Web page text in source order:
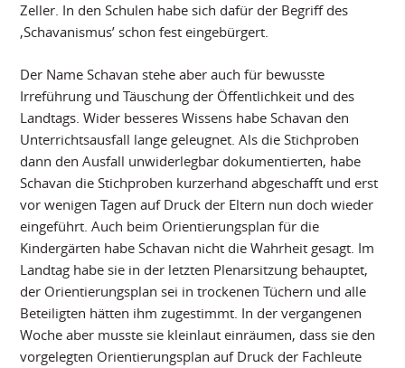
Zeller. In den Schulen habe sich dafür der Begriff des
‚Schavanismus’ schon fest eingebürgert.
Der Name Schavan stehe aber auch für bewusste
Irreführung und Täuschung der Öffentlichkeit und des
Landtags. Wider besseres Wissens habe Schavan den
Unterrichtsausfall lange geleugnet. Als die Stichproben
dann den Ausfall unwiderlegbar dokumentierten, habe
Schavan die Stichproben kurzerhand abgeschafft und erst
vor wenigen Tagen auf Druck der Eltern nun doch wieder
eingeführt. Auch beim Orientierungsplan für die
Kindergärten habe Schavan nicht die Wahrheit gesagt. Im
Landtag habe sie in der letzten Plenarsitzung behauptet,
der Orientierungsplan sei in trockenen Tüchern und alle
Beteiligten hätten ihm zugestimmt. In der vergangenen
Woche aber musste sie kleinlaut einräumen, dass sie den
vorgelegten Orientierungsplan auf Druck der Fachleute